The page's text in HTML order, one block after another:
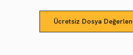
Ücretsiz Dosya